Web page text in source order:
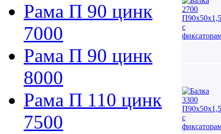
Рама П 90 цинк
7000
Рама П 90 цинк
8000
Рама П 110 цинк
7500